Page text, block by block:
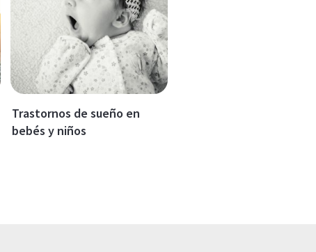
Trastornos de sueño en
bebés y niños